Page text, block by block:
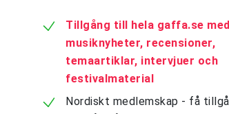
Tillgång till hela gaffa.se med
musiknyheter, recensioner,
temaartiklar, intervjuer och
festivalmaterial
Nordiskt medlemskap - få